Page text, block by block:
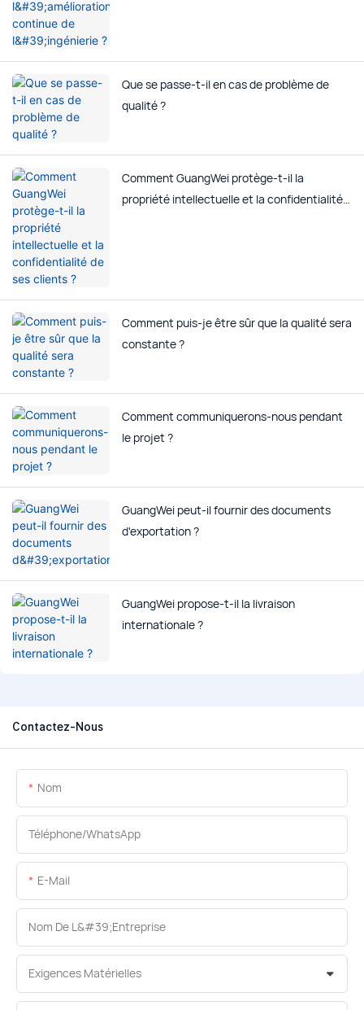
Que se passe-t-il en cas de problème de
qualité ?
Comment GuangWei protège-t-il la
propriété intellectuelle et la confidentialité
Comment puis-je être sûr que la qualité sera
constante ?
Comment communiquerons-nous pendant
le projet ?
GuangWei peut-il fournir des documents
d'exportation ?
GuangWei propose-t-il la livraison
internationale ?
Contactez-Nous
Nom
Téléphone/WhatsApp
E-Mail
Nom De L&#39;entreprise
Exigences Matérielles